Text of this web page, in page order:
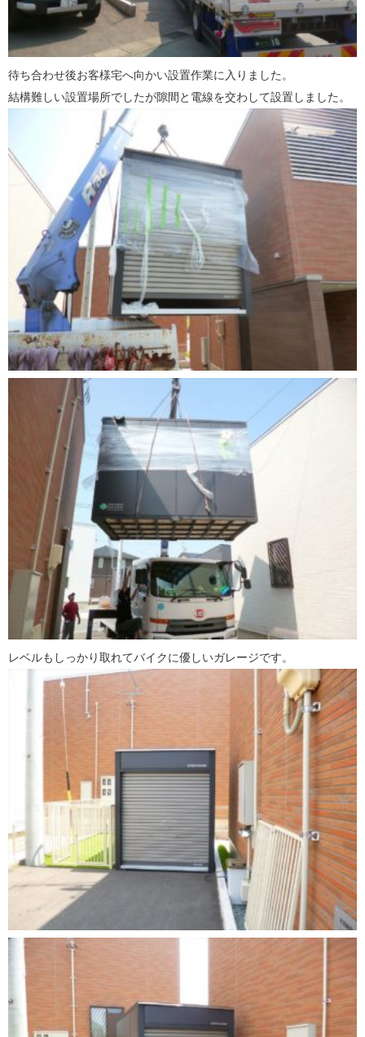
待ち合わせ後お客様宅へ向かい設置作業に入りました。
結構難しい設置場所でしたが隙間と電線を交わして設置しました。
レベルもしっかり取れてバイクに優しいガレージです。